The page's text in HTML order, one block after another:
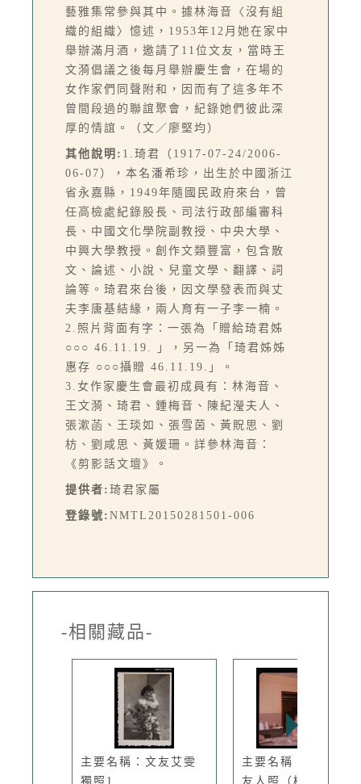
藝雅集常參與其中。據林海音〈沒有組
織的組織〉憶述，1953年12月她在家中
舉辦滿月酒，邀請了11位文友，當時王
文漪倡議之後每月舉辦慶生會，在場的
女作家們同聲附和，因而有了這多年不
曾間段過的聯誼聚會，紀錄她們彼此深
厚的情誼。（文／廖堅均）
其他說明: 1.琦君（1917-07-24/2006-
06-07），本名潘希珍，出生於中國浙江
省永嘉縣，1949年隨國民政府來台，曾
任高檢處紀錄股長、司法行政部編審科
長、中國文化學院副教授、中央大學、
中興大學教授。創作文類豐富，包含散
文、論述、小說、兒童文學、翻譯、詞
論等。琦君來台後，因文學發表而與丈
夫李唐基結緣，兩人育有一子李一楠。
2.照片背面有字：一張為「贈給琦君姊
○○○ 46.11.19. 」，另一為「琦君姊姊
惠存 ○○○攝贈 46.11.19.」。
3.女作家慶生會最初成員有：林海音、
王文漪、琦君、鍾梅音、陳紀瀅夫人、
張漱菡、王琰如、張雪茵、黃貺思、劉
枋、劉咸思、黃媛珊。詳參林海音：
《剪影話文壇》。
提供者: 琦君家屬
登錄號: NMTL20150281501-006
-相關藏品-
主要名稱：文友艾雯
獨照1
主要名稱：琦君夫婦
友人照（梅...